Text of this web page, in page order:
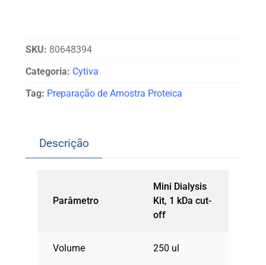
SKU: 80648394
Categoria: Cytiva
Tag: Preparação de Amostra Proteica
Descrição
Parâmetro
Mini Dialysis
Kit, 1 kDa cut-
off
Volume 250 ul